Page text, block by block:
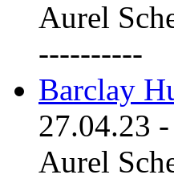
Aurel
----------
Barclay
27.04.23 -
Aurel